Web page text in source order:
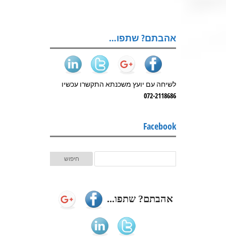
אהבתם? שתפו…
לשיחה עם יועץ משכנתא התקשרו עכשיו
072-2118686
Facebook
אהבתם? שתפו...